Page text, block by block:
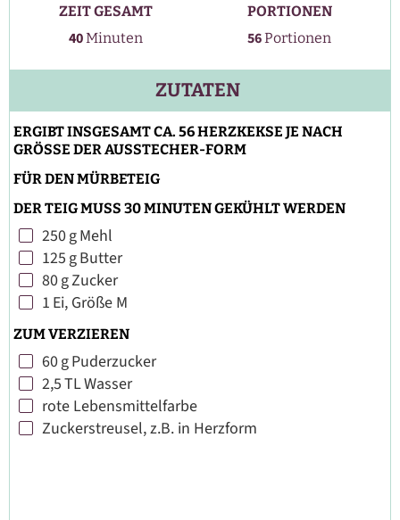
ZEIT GESAMT
40Minuten
Minuten
PORTIONEN
56Portionen
ZUTATEN
ERGIBT INSGESAMT CA. 56 HERZKEKSE JE NACH
GRÖSSE DER AUSSTECHER-FORM
FÜR DEN MÜRBETEIG
DER TEIG MUSS 30 MINUTEN GEKÜHLT WERDEN
▢
250gMehl
▢
125 gButter
▢
80gZucker
▢
1 Ei, Größe M
ZUM VERZIEREN
▢
60gPuderzucker
▢
2,5TLWasser
▢
rote Lebensmittelfarbe
▢
Zuckerstreusel, z.B. in Herzform